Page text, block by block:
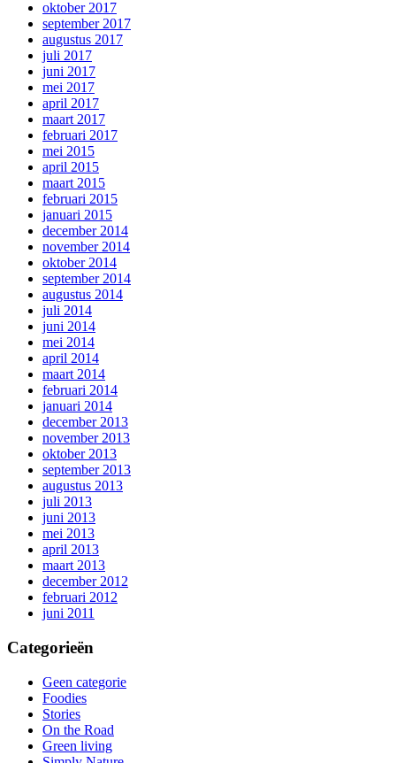
oktober 2017
september 2017
augustus 2017
juli 2017
juni 2017
mei 2017
april 2017
maart 2017
februari 2017
mei 2015
april 2015
maart 2015
februari 2015
januari 2015
december 2014
november 2014
oktober 2014
september 2014
augustus 2014
juli 2014
juni 2014
mei 2014
april 2014
maart 2014
februari 2014
januari 2014
december 2013
november 2013
oktober 2013
september 2013
augustus 2013
juli 2013
juni 2013
mei 2013
april 2013
maart 2013
december 2012
februari 2012
juni 2011
Categorieën
Geen categorie
Foodies
Stories
On the Road
Green living